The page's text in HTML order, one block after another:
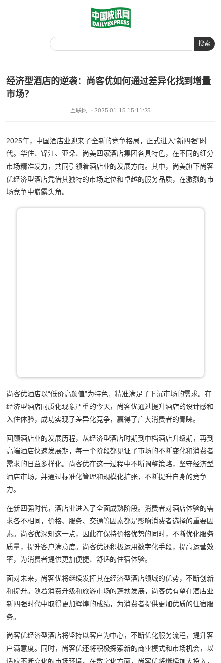
搜索
经济型酒店的逆袭：尚客优如何通过差异化找到增量
市场？
互联网 2025-01-15 15:11:25
2025年，中国酒店业迎来了全新的竞争格局，正式进入“新四强”时
代。华住、锦江、亚朵、尚美四家酒店集团各具特色，在不同的细分
市场精准发力，共同引领着酒店业的发展方向。其中，尚美旗下尚客
优经济型酒店凭借其独特的市场定位和卓越的服务品质，在激烈的市
场竞争中崭露头角。
尚客优酒店以“低价高颜值”为特色，精准满足了下沉市场的需求。在
经济型酒店同质化现象严重的今天，尚客优通过提升酒店的设计感和
入住体验，成功实现了差异化竞争，赢得了广大消费者的青睐。
回顾酒店业的发展历程，从经济型酒店时期到中档酒店升级期，再到
高端酒店快速发展期，每一个阶段都见证了市场的不断变化和消费者
需求的日益多样化。尚客优在这一过程中不断调整策略，坚守经济型
酒店市场，并通过标准化管理和规模化扩张，不断提升自身的竞争
力。
在新四强时代，酒店业进入了全面成熟阶段。消费者对酒店体验的需
求各不相同，价格、服务、交通等因素都是影响消费者选择的重要因
素。尚客优深知这一点，因此在保持价格优势的同时，不断优化服务
质量，提升客户满意度。尚客优还积极运用数字化手段，提高运营效
率，为消费者提供更加便捷、舒适的住宿体验。
面对未来，尚客优将继续发挥其在经济型酒店领域的优势，不断创新
和提升。随着消费升级和旅游市场的蓬勃发展，尚客优有望在酒店业
新四强时代中取得更加辉煌的成绩，为消费者提供更加优质的住宿服
务。
尚客优经济型酒店将坚持以客户为中心，不断优化服务流程，提升客
户满意度。同时，尚客优还将积极探索新的商业模式和市场机会，以
适应不断变化的市场环境。在数字化方面，尚客优将继续加大投入，